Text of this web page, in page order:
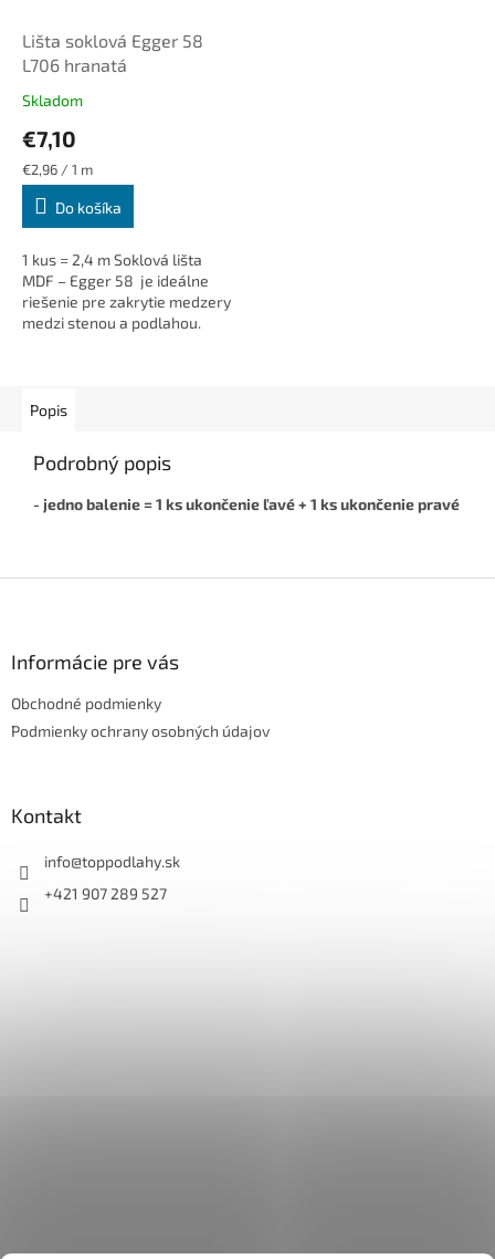
Lišta soklová Egger 58
L706 hranatá
Skladom
€7,10
Jednotková
cena:
€2,96 / 1 m
Do košíka
1 kus = 2,4 m Soklová lišta
MDF – Egger 58 je ideálne
riešenie pre zakrytie medzery
medzi stenou a podlahou.
Popis
Podrobný popis
- jedno balenie = 1 ks ukončenie ľavé + 1 ks ukončenie pravé
Informácie pre vás
Obchodné podmienky
Podmienky ochrany osobných údajov
Kontakt
info@toppodlahy.sk
+421 907 289 527